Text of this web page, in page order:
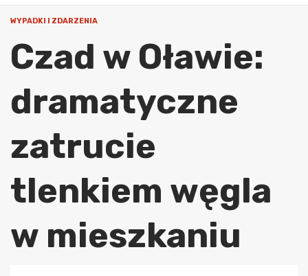
WYPADKI I ZDARZENIA
Czad w Oławie:
dramatyczne
zatrucie
tlenkiem węgla
w mieszkaniu